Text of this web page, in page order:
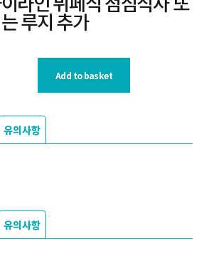
는 루지 추가
Add to basket
유의사항
유의사항